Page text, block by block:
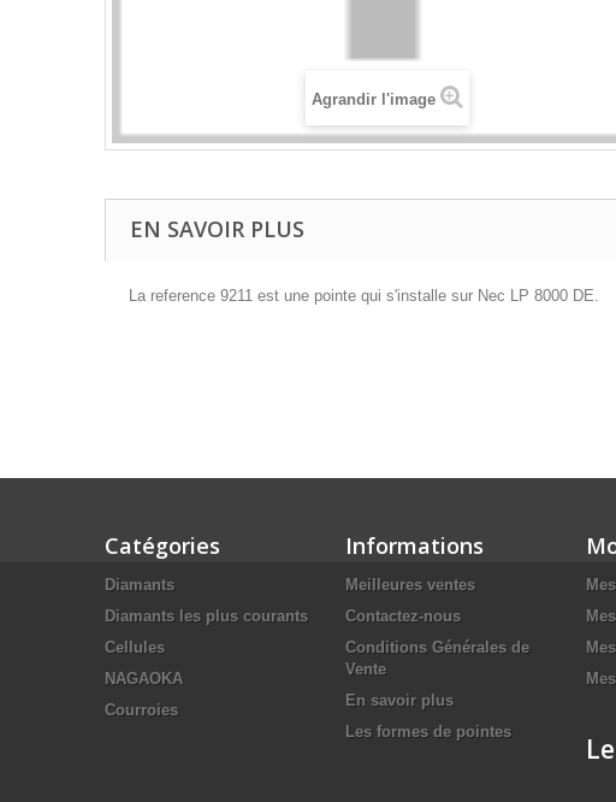
Agrandir l'image
EN SAVOIR PLUS
La reference 9211 est une pointe qui s'installe sur Nec LP 8000 DE.
Catégories
Diamants
Diamants les plus courants
Cellules
NAGAOKA
Courroies
Informations
Meilleures ventes
Contactez-nous
Conditions Générales de
Vente
En savoir plus
Les formes de pointes